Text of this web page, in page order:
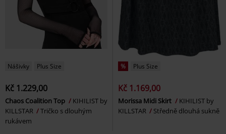
Nášivky Plus Size
Kč 1.229,00
Chaos Coalition Top
KIHILIST by
KILLSTAR
Tričko s dlouhým
rukávem
% Plus Size
Kč 1.169,00
Morissa Midi Skirt
KIHILIST by
KILLSTAR
Středně dlouhá sukně